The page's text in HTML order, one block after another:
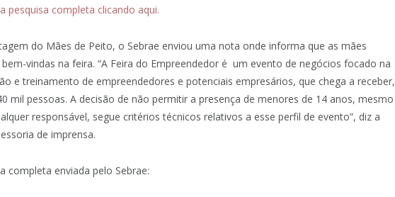
pesquisa completa clicando aqui.
do Mães de Peito, o Sebrae enviou uma nota onde informa que as mães
vindas na feira. “A Feira do Empreendedor é um evento de negócios focado na
e treinamento de empreendedores e potenciais empresários, que chega a receber,
mil pessoas. A decisão de não permitir a presença de menores de 14 anos, mesmo
responsável, segue critérios técnicos relativos a esse perfil de evento”, diz a
de imprensa.
completa enviada pelo Sebrae: